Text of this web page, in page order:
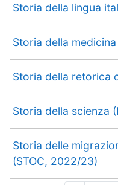
Storia della lingua
Storia della
Storia della retorica
Storia della scienza
Storia delle
(STOC, 2022/23)